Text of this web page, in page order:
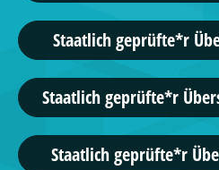
Staatlich geprüfte*r
Staatlich geprüfte*r
Staatlich geprüfte*r